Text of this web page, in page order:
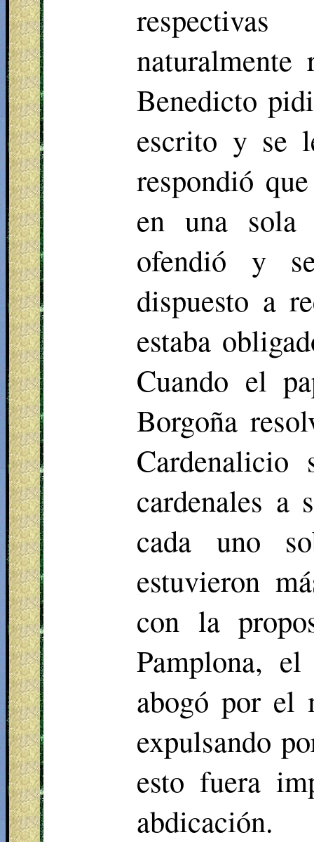
naturalmente
Benedicto
escrito y se
respondió
en una sola
ofendió y
dispuesto a
estaba
Cuando el
Borgoña
Cardenalicio
cardenales a
cada uno
estuvieron
con la
Pamplona,
abogó por el
expulsando
esto fuera
abdicación.